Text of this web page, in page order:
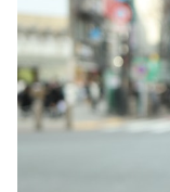
営業職：多くの業
事務職：未経験で
販売職：人材不足
異業種への転職を成
異業種への転職の